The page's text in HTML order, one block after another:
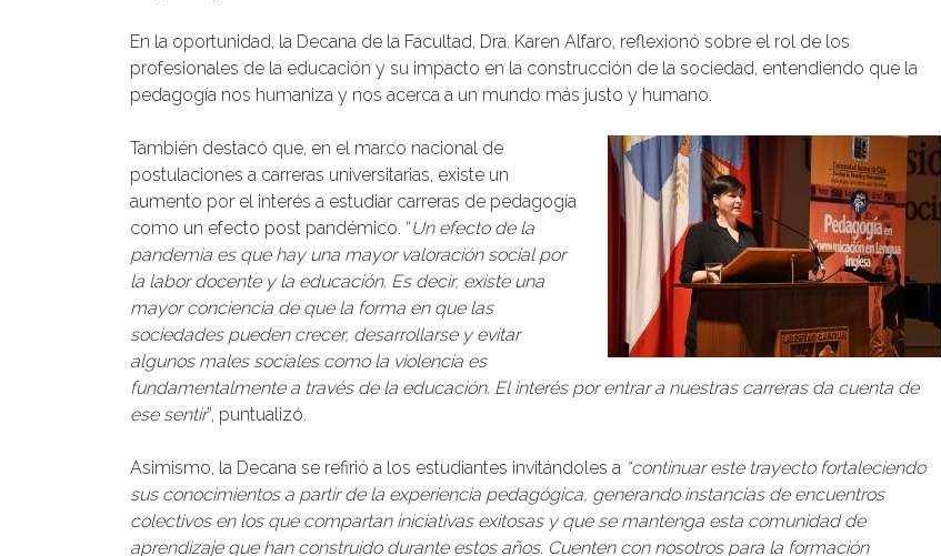
En la oportunidad, la Decana de la Facultad, Dra. Karen Alfaro, reflexionó sobre el rol de los
profesionales de la educación y su impacto en la construcción de la sociedad, entendiendo que la
pedagogía nos humaniza y nos acerca a un mundo más justo y humano.
También destacó que, en el marco nacional de
postulaciones a carreras universitarias, existe un
aumento por el interés a estudiar carreras de pedagogía
como un efecto post pandémico. “Un efecto de la
pandemia es que hay una mayor valoración social por
la labor docente y la educación. Es decir, existe una
mayor conciencia de que la forma en que las
sociedades pueden crecer, desarrollarse y evitar
algunos males sociales como la violencia es
fundamentalmente a través de la educación. El interés por entrar a nuestras carreras da cuenta de
ese sentir”, puntualizó.
Asimismo, la Decana se refirió a los estudiantes invitándoles a “continuar este trayecto fortaleciendo
sus conocimientos a partir de la experiencia pedagógica, generando instancias de encuentros
colectivos en los que compartan iniciativas exitosas y que se mantenga esta comunidad de
aprendizaje que han construido durante estos años. Cuenten con nosotros para la formación